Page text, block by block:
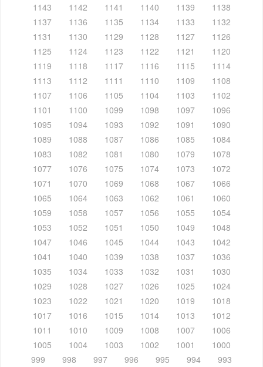
1143
1142 1141 1140 1139
1138
1137
1136 1135 1134 1133
1132
1131
1130 1129 1128 1127
1126
1125
1124 1123 1122 1121
1120
1119
1118 1117 1116 1115
1114
1113
1112 1111 1110 1109
1108
1107
1106 1105 1104 1103
1102
1101
1100 1099 1098 1097
1096
1095
1094 1093 1092 1091
1090
1089
1088 1087 1086 1085
1084
1083
1082 1081 1080 1079
1078
1077
1076 1075 1074 1073
1072
1071
1070 1069 1068 1067
1066
1065
1064 1063 1062 1061
1060
1059
1058 1057 1056 1055
1054
1053
1052 1051 1050 1049
1048
1047
1046 1045 1044 1043
1042
1041
1040 1039 1038 1037
1036
1035
1034 1033 1032 1031
1030
1029
1028 1027 1026 1025
1024
1023
1022 1021 1020 1019
1018
1017
1016 1015 1014 1013
1012
1011
1010 1009 1008 1007
1006
1005
1004 1003 1002 1001
1000
999
998 997 996 995 994
993